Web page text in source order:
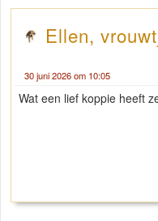
Ellen,
30 juni 2026 om 10:05
Wat een lief koppie heeft